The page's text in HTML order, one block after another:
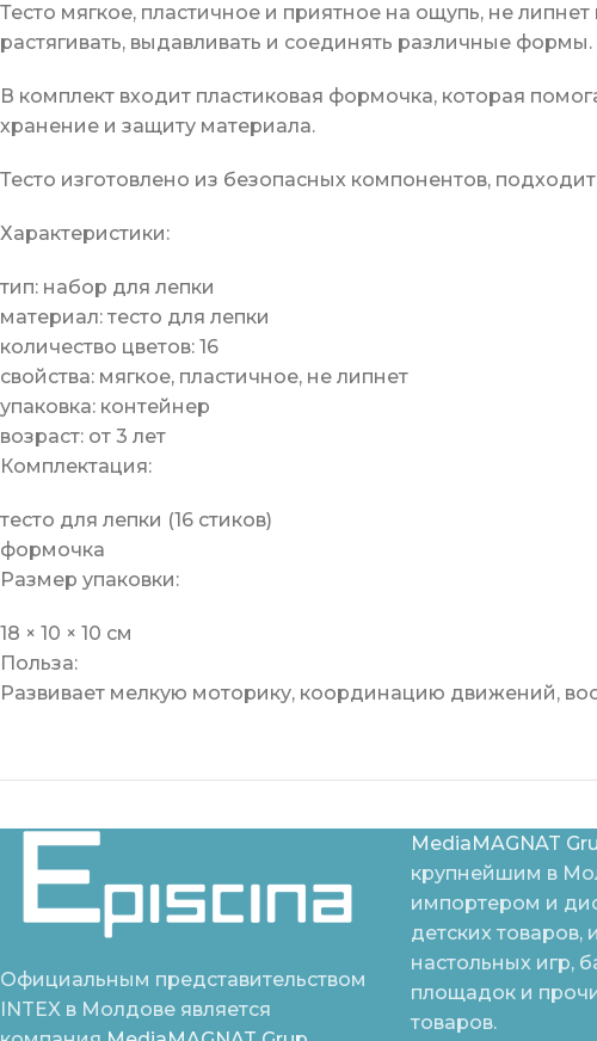
Тесто мягкое, пластичное и приятное на ощупь, не
растягивать, выдавливать и соединять различные формы.
В комплект входит пластиковая формочка, которая
хранение и защиту материала.
Тесто изготовлено из безопасных компонентов,
Характеристики:
тип: набор для лепки
материал: тесто для лепки
количество цветов: 16
свойства: мягкое, пластичное, не липнет
упаковка: контейнер
возраст: от 3 лет
Комплектация:
тесто для лепки (16 стиков)
формочка
Размер упаковки:
18 × 10 × 10 см
Польза:
Развивает мелкую моторику, координацию движений,
Официальным представительством
INTEX в Молдове является
MediaMAGNAT
крупнейшим в
импортером и
детских товаров,
настольных игр,
площадок и
товаров.